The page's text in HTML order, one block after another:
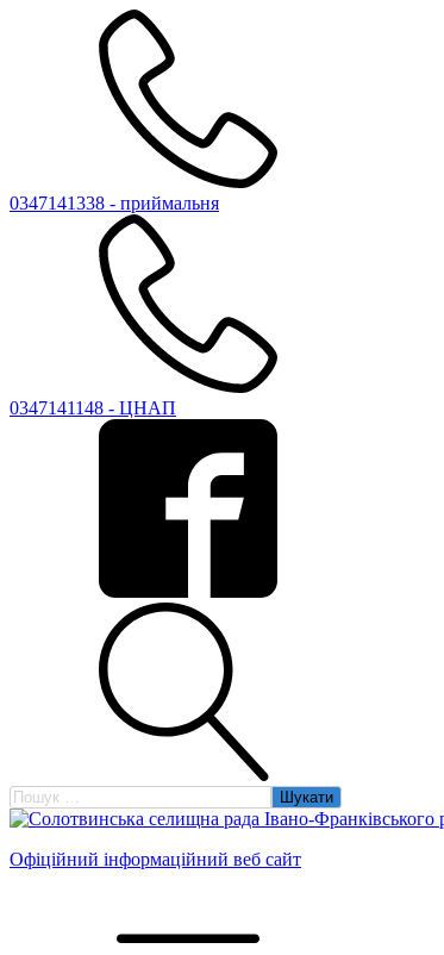
0347141338 - приймальня
0347141148 - ЦНАП
Пошук:
Офіційний інформаційний веб сайт